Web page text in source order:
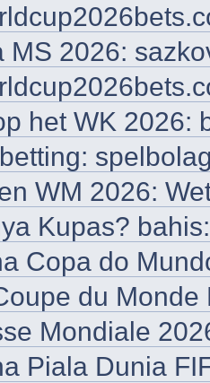
MS 2026:
het WK 2026:
WM 2026:
Kupas?
Copa do
du
Mondiale
Piala Dunia